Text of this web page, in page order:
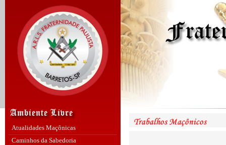
Atualidades Maçônicas
Caminhos da Sabedoria